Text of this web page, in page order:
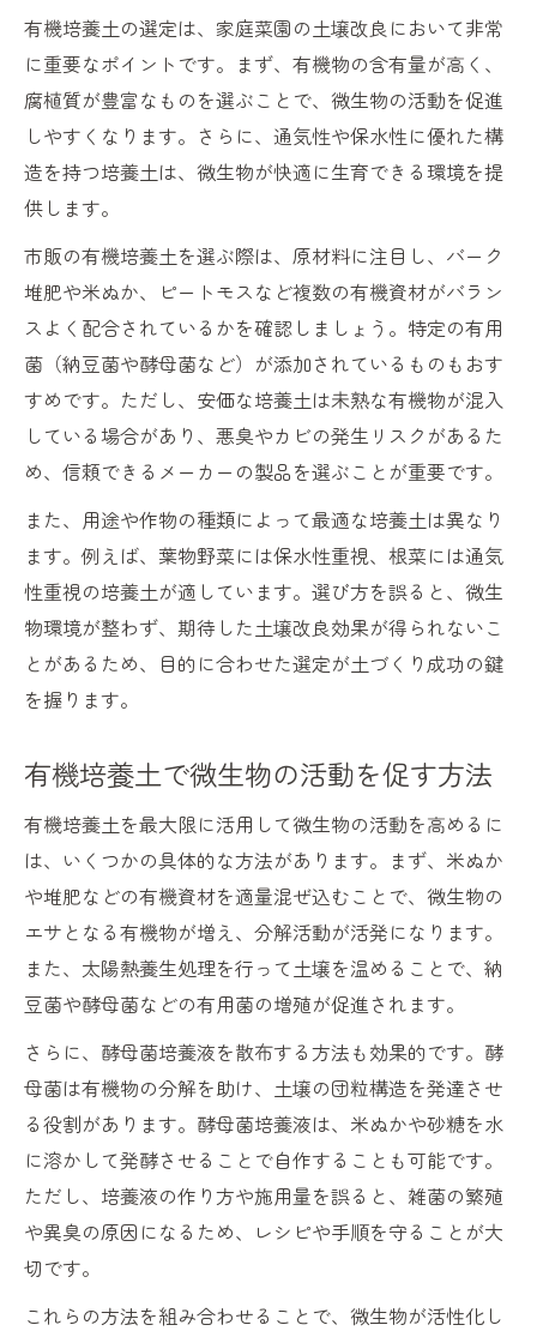
有機培養土の選定は、家庭菜園の土壌改良において非常
に重要なポイントです。まず、有機物の含有量が高く、
腐植質が豊富なものを選ぶことで、微生物の活動を促進
しやすくなります。さらに、通気性や保水性に優れた構
造を持つ培養土は、微生物が快適に生育できる環境を提
供します。
市販の有機培養土を選ぶ際は、原材料に注目し、バーク
堆肥や米ぬか、ピートモスなど複数の有機資材がバラン
スよく配合されているかを確認しましょう。特定の有用
菌（納豆菌や酵母菌など）が添加されているものもおす
すめです。ただし、安価な培養土は未熟な有機物が混入
している場合があり、悪臭やカビの発生リスクがあるた
め、信頼できるメーカーの製品を選ぶことが重要です。
また、用途や作物の種類によって最適な培養土は異なり
ます。例えば、葉物野菜には保水性重視、根菜には通気
性重視の培養土が適しています。選び方を誤ると、微生
物環境が整わず、期待した土壌改良効果が得られないこ
とがあるため、目的に合わせた選定が土づくり成功の鍵
を握ります。
有機培養土で微生物の活動を促す方法
有機培養土を最大限に活用して微生物の活動を高めるに
は、いくつかの具体的な方法があります。まず、米ぬか
や堆肥などの有機資材を適量混ぜ込むことで、微生物の
エサとなる有機物が増え、分解活動が活発になります。
また、太陽熱養生処理を行って土壌を温めることで、納
豆菌や酵母菌などの有用菌の増殖が促進されます。
さらに、酵母菌培養液を散布する方法も効果的です。酵
母菌は有機物の分解を助け、土壌の団粒構造を発達させ
る役割があります。酵母菌培養液は、米ぬかや砂糖を水
に溶かして発酵させることで自作することも可能です。
ただし、培養液の作り方や施用量を誤ると、雑菌の繁殖
や異臭の原因になるため、レシピや手順を守ることが大
切です。
これらの方法を組み合わせることで、微生物が活性化し